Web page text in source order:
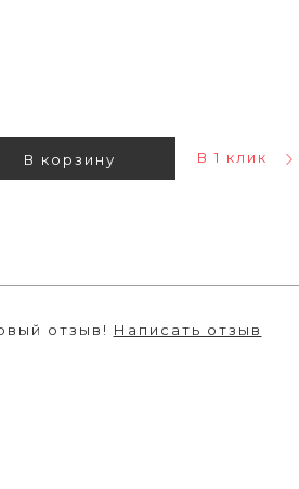
В корзину В 1 клик
отзыв! Написать отзыв